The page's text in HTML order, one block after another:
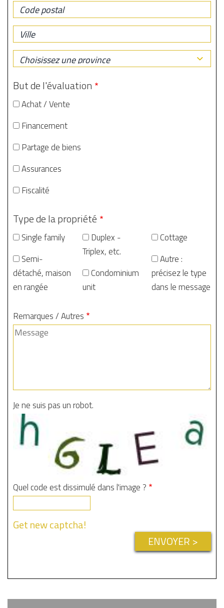
Code
postal
Ville
Province
But de l'évaluation
Achat / Vente
Financement
Partage de biens
Assurances
Fiscalité
Type de la propriété
Single family
Semi-
détaché, maison
en rangée
Duplex -
Triplex, etc.
Condominium
unit
Cottage
Autre :
précisez le type
dans le message
Remarques / Autres
Je ne suis pas un robot.
Quel code est dissimulé dans l'image ?
Get new captcha!